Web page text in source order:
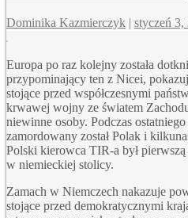
Dominika Kazmierczyk | styczeń 3,
Europa po raz kolejny została
przypominający ten z Nicei,
stojące przed współczesnymi
krwawej wojny ze światem
niewinne osoby. Podczas
zamordowany został Polak i
Polski kierowca TIR-a był
w niemieckiej stolicy.
Zamach w Niemczech nakazuje
stojące przed demokratycznymi